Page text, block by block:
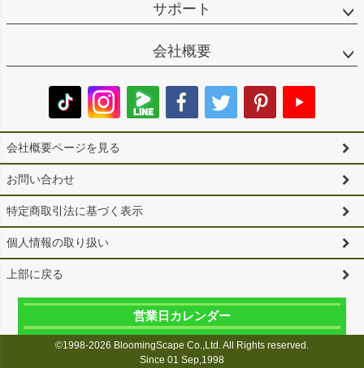
サポート
会社概要
会社概要ページを見る
お問い合わせ
特定商取引法に基づく表示
個人情報の取り扱い
上部に戻る
営業日カレンダー
©1998-2026 BloomingScape Co.,Ltd. All Rights reserved.
Since 01 Sep,1998